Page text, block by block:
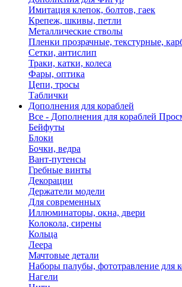
Имитация клепок, болтов, гаек
Крепеж, шкивы, петли
Металлические стволы
Пленки прозрачные, текстурные,
Сетки, антислип
Траки, катки, колеса
Фары, оптика
Цепи, тросы
Таблички
Дополнения для кораблей
Все - Дополнения для кораблей
Бейфуты
Блоки
Бочки, ведра
Вант-путенсы
Гребные винты
Декорации
Держатели модели
Для современных
Иллюминаторы, окна, двери
Колокола, сирены
Кольца
Леера
Мачтовые детали
Наборы палубы, фототравление для
Нагели